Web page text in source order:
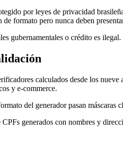
por leyes de privacidad
formato pero nunca deben
gubernamentales o crédito es
calculados desde los
y e-commerce.
del generador pasan
generados con nombres y